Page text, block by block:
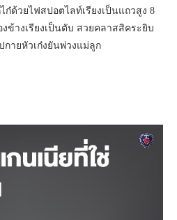
ก๋ด้วยไฟสปอตไลท์เรียงเป็นแถวสูง 8
ข้างเรียงเป็นตับ สวยคลาสสิคระยิบ
กายหัวเก๋งยันพ่วงแม่ลูก